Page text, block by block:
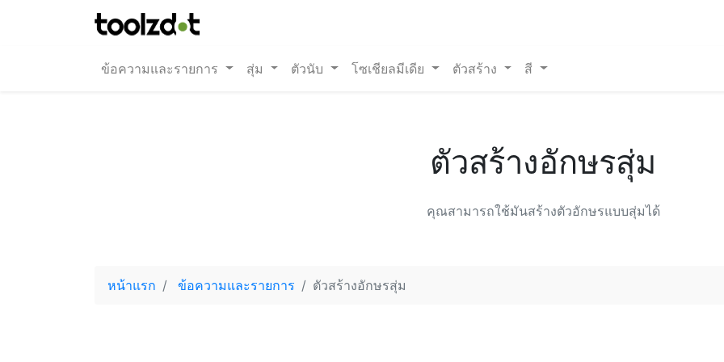
ข้อความและรายการ สุ่ม ตัวนับ โซเชียลมีเดีย ตัวสร้าง สี
ตัวสร้างอักษรสุ่ม
คุณสามารถใช้มันสร้างตัวอักษรแบบสุ่มได้
หน้าแรก ข้อความและรายการ ตัวสร้างอักษรสุ่ม